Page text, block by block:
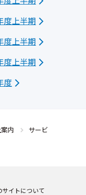
度上半期
度上半期
度上半期
度
内
サービ
サイトについて